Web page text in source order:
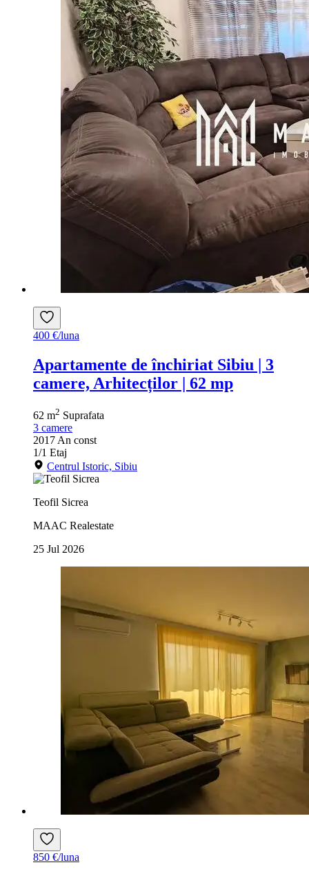
400 €/luna
Apartamente de închiriat Sibiu | 3
camere, Arhitecților | 62 mp
62 m2 Suprafata
3 camere
2017 An const
1/1 Etaj
Centrul Istoric, Sibiu
Teofil Sicrea
MAAC Realestate
25 Jul 2026
850 €/luna